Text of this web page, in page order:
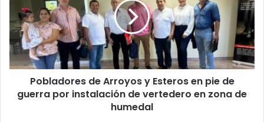
c
o
Pobladores de Arroyos y Esteros en pie de
guerra por instalación de vertedero en zona de
humedal